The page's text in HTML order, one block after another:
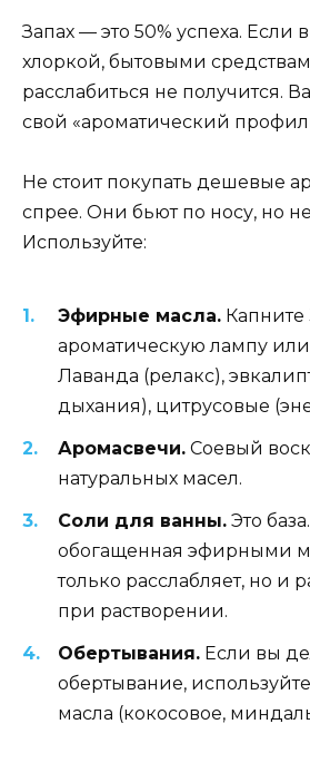
Запах — это 50% успеха. Если
хлоркой, бытовыми
расслабиться не получится.
свой «ароматический
Не стоит покупать дешевые
спрее. Они бьют по носу, но
Используйте:
Эфирные масла. Капните
ароматическую лампу
Лаванда (релакс),
дыхания), цитрусовые
Аромасвечи. Соевый
натуральных масел.
Соли для ванны. Это
обогащенная эфирными
только расслабляет, но и
при растворении.
Обертывания. Если вы
обертывание,
масла (кокосовое,